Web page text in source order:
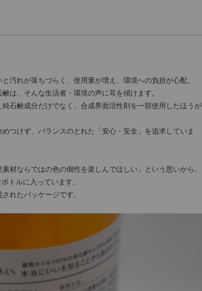
汚れが落ちづらく、使用量が増え、環境への負担が心配。
は、そんな生活者・環境の声に耳を傾けます。
石鹸成分だけでなく、合成界面活性剤を一部使用したほうが
つけず、バランスのとれた「安心・安全」を追求していま
材ならではの色の個性を楽しんでほしい」という思いから。
トルに入っています。
れたパッケージです。